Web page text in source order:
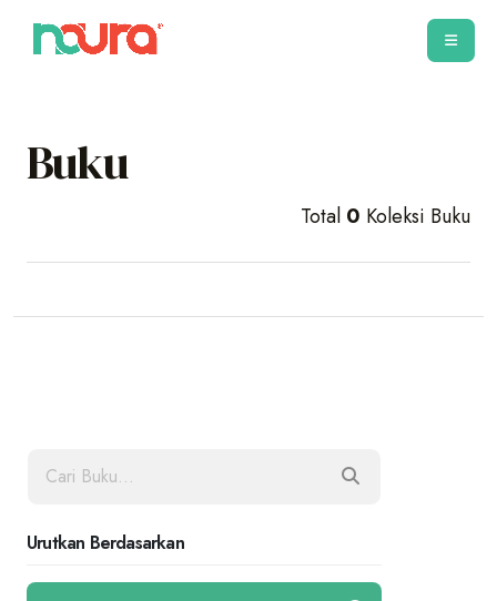
Buku
Total 0 Koleksi Buku
Urutkan Berdasarkan